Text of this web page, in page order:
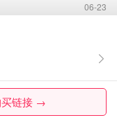
06-23
买链接 →